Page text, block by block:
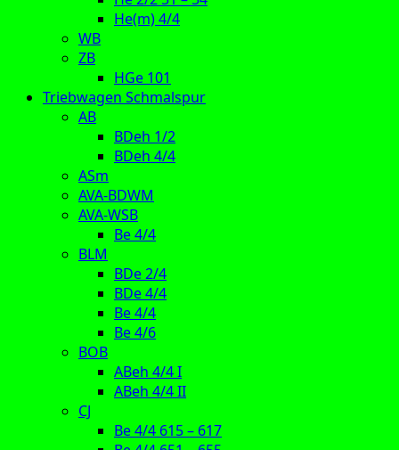
He(m) 4/4
WB
ZB
HGe 101
Triebwagen Schmalspur
AB
BDeh 1/2
BDeh 4/4
ASm
AVA-BDWM
AVA-WSB
Be 4/4
BLM
BDe 2/4
BDe 4/4
Be 4/4
Be 4/6
BOB
ABeh 4/4 I
ABeh 4/4 II
CJ
Be 4/4 615 – 617